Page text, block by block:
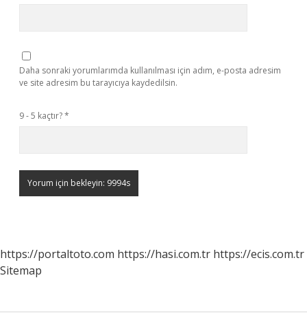
Daha sonraki yorumlarımda kullanılması için adım, e-posta adresim
ve site adresim bu tarayıcıya kaydedilsin.
9 - 5 kaçtır?*
https://portaltoto.com https://hasi.com.tr https://ecis.com.tr
Sitemap